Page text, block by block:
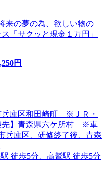
来の夢の為、欲しい物の
「サクッと現金１万円」
円
兵庫区和田崎町 ※ＪＲ・
先】青森県六ケ所村 ※車
庫区、研修終了後、青森
徒歩5分、高鷲駅 徒歩5分